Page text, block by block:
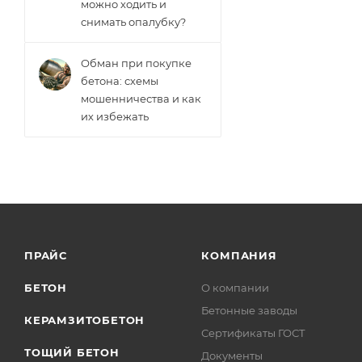
можно ходить и
снимать опалубку?
Обман при покупке
бетона: схемы
мошенничества и как
их избежать
ПРАЙС
БЕТОН
КЕРАМЗИТОБЕТОН
ТОЩИЙ БЕТОН
КОМПАНИЯ
О компании
Бетонные заводы
Сертификаты ГОСТ
Документы